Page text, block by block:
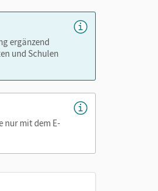
ergänzend
und Schulen
nur mit dem E-